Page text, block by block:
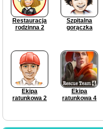
Restauracja
rodzinna 2
Szpitalna
gorączka
Ekipa
ratunkowa 2
Ekipa
ratunkowa 4